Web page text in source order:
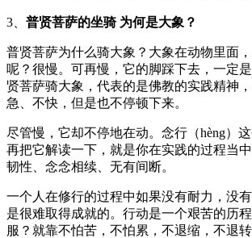
3、 普贤菩萨的坐骑 为何是大象？
普贤菩萨为什么骑大象？大象在动物里面
呢？很慢。可再慢，它的脚踩下去，一定
贤菩萨骑大象，代表的是佛教的实践精神
急、不快，但是也不停顿下来。
尽管慢，它却不停地在动。念行（hèng）
再把它解读一下，就是你在实践的过程当
韧性、念念相续、无有间断。
一个人在修行的过程中如果没有耐力，没
是很难取得成就的。行动是一个艰苦的历
服？就靠不怕苦，不怕累，不退缩，不退